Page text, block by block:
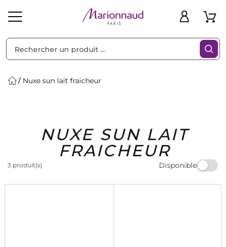
Solaire Homme Marques Idées
Cadeaux
Bons
Plans
Nuxe sun lait fraicheur
NUXE SUN LAIT
FRAICHEUR
3 produit(s) Disponible
Filtres